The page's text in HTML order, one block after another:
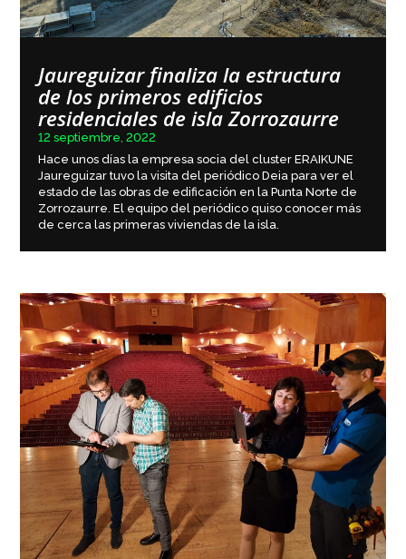
Jaureguizar finaliza la estructura
de los primeros edificios
residenciales de isla Zorrozaurre
12 septiembre, 2022
Hace unos días la empresa socia del cluster ERAIKUNE
Jaureguizar tuvo la visita del periódico Deia para ver el
estado de las obras de edificación en la Punta Norte de
Zorrozaurre. El equipo del periódico quiso conocer más
de cerca las primeras viviendas de la isla.